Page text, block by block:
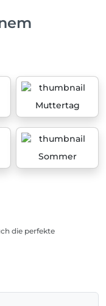
Muttertag
Sommer
die perfekte